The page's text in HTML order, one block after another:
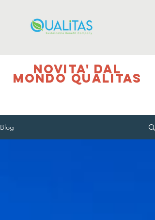
NOVITA' DAL
MONDO QUALITAS
Blog